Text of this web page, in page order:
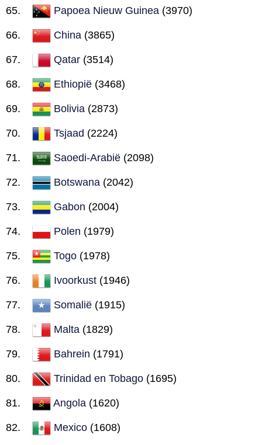
Papoea Nieuw Guinea (3970)
China (3865)
Qatar (3514)
Ethiopië (3468)
Bolivia (2873)
Tsjaad (2224)
Saoedi-Arabië (2098)
Botswana (2042)
Gabon (2004)
Polen (1979)
Togo (1978)
Ivoorkust (1946)
Somalië (1915)
Malta (1829)
Bahrein (1791)
Trinidad en Tobago (1695)
Angola (1620)
Mexico (1608)